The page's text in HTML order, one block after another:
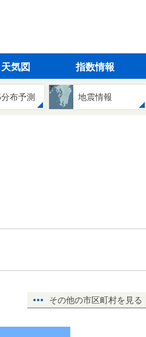
天気図 指数情報
布予測 地震情報
その他の市区町村を見る